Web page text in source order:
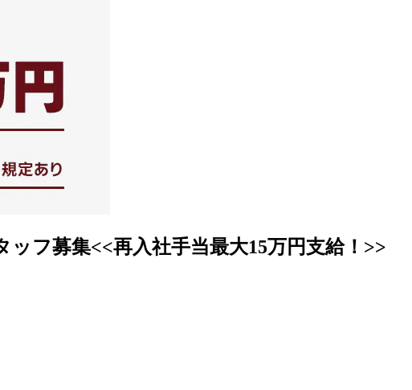
フ募集<<再入社手当最大15万円支給！>>